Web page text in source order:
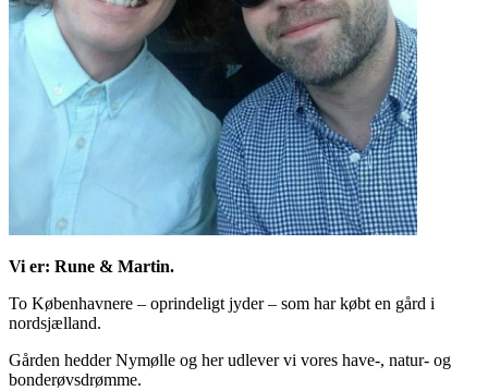
Vi er: Rune & Martin.
To Københavnere – oprindeligt jyder – som har købt en gård i
nordsjælland.
Gården hedder Nymølle og her udlever vi vores have-, natur- og
bonderøvsdrømme.